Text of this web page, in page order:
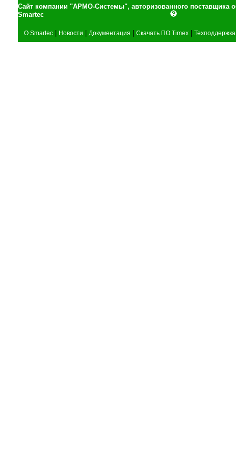
Сайт компании "АРМО-Системы", авторизованного поставщика
Smartec
О Smartec Новости Документация Скачать ПО Timex Техподдержка